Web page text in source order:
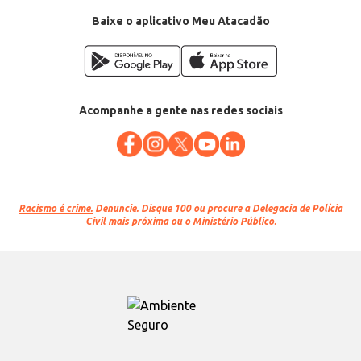
EAN: 7898028400888Baixe o aplicativo Meu Atacadão
Acompanhe a gente nas redes sociais
Racismo é crime. Denuncie. Disque 100 ou procure a Delegacia de Polícia
Civil mais próxima ou o Ministério Público.